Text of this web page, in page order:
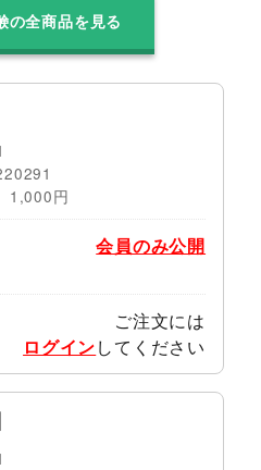
の全商品を見る
1,000円
会員のみ公開
ご注文には
ログインしてください